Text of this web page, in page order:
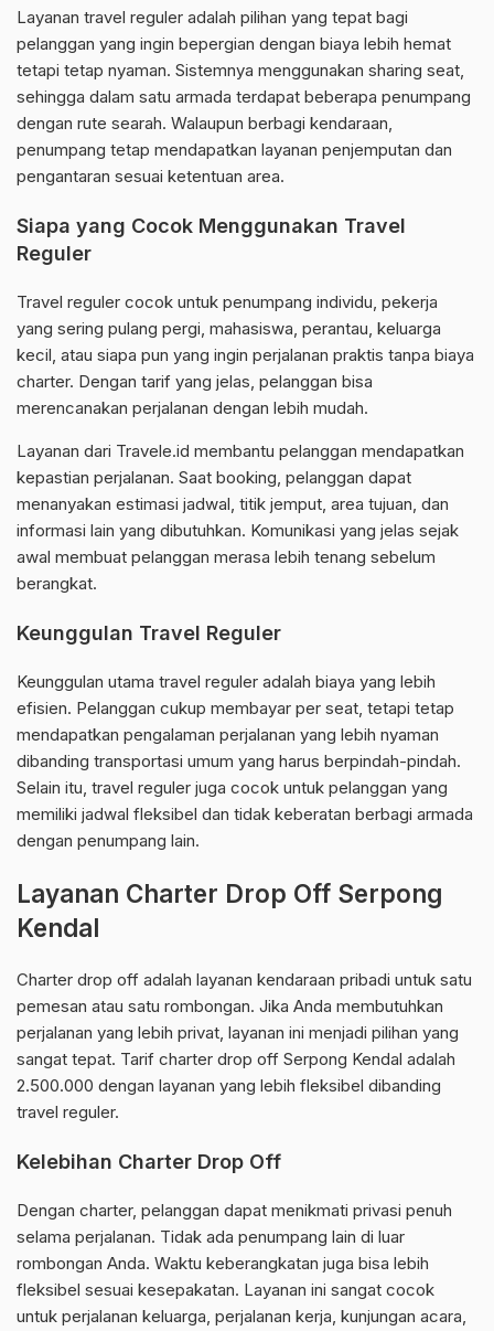
Layanan travel reguler adalah pilihan yang tepat bagi
pelanggan yang ingin bepergian dengan biaya lebih hemat
tetapi tetap nyaman. Sistemnya menggunakan sharing seat,
sehingga dalam satu armada terdapat beberapa penumpang
dengan rute searah. Walaupun berbagi kendaraan,
penumpang tetap mendapatkan layanan penjemputan dan
pengantaran sesuai ketentuan area.
Siapa yang Cocok Menggunakan Travel
Reguler
Travel reguler cocok untuk penumpang individu, pekerja
yang sering pulang pergi, mahasiswa, perantau, keluarga
kecil, atau siapa pun yang ingin perjalanan praktis tanpa biaya
charter. Dengan tarif yang jelas, pelanggan bisa
merencanakan perjalanan dengan lebih mudah.
Layanan dari Travele.id membantu pelanggan mendapatkan
kepastian perjalanan. Saat booking, pelanggan dapat
menanyakan estimasi jadwal, titik jemput, area tujuan, dan
informasi lain yang dibutuhkan. Komunikasi yang jelas sejak
awal membuat pelanggan merasa lebih tenang sebelum
berangkat.
Keunggulan Travel Reguler
Keunggulan utama travel reguler adalah biaya yang lebih
efisien. Pelanggan cukup membayar per seat, tetapi tetap
mendapatkan pengalaman perjalanan yang lebih nyaman
dibanding transportasi umum yang harus berpindah-pindah.
Selain itu, travel reguler juga cocok untuk pelanggan yang
memiliki jadwal fleksibel dan tidak keberatan berbagi armada
dengan penumpang lain.
Layanan Charter Drop Off Serpong
Kendal
Charter drop off adalah layanan kendaraan pribadi untuk satu
pemesan atau satu rombongan. Jika Anda membutuhkan
perjalanan yang lebih privat, layanan ini menjadi pilihan yang
sangat tepat. Tarif charter drop off Serpong Kendal adalah
2.500.000 dengan layanan yang lebih fleksibel dibanding
travel reguler.
Kelebihan Charter Drop Off
Dengan charter, pelanggan dapat menikmati privasi penuh
selama perjalanan. Tidak ada penumpang lain di luar
rombongan Anda. Waktu keberangkatan juga bisa lebih
fleksibel sesuai kesepakatan. Layanan ini sangat cocok
untuk perjalanan keluarga, perjalanan kerja, kunjungan acara,